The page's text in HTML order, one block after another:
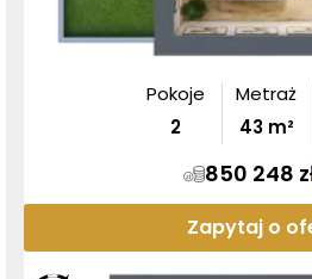
Pokoje
2
Metraż
43m²
850 248
Zapytaj o